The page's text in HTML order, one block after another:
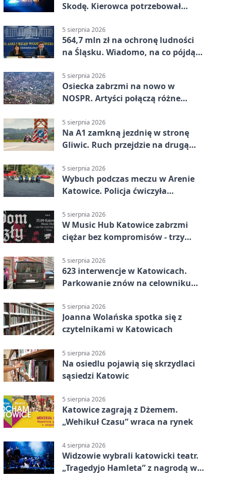
Skodę. Kierowca potrzebował
5 sierpnia 2026
564,7 mln zł na ochronę ludności
na Śląsku. Wiadomo, na co pójdą
5 sierpnia 2026
Osiecka zabrzmi na nowo w
NOSPR. Artyści połączą różne
5 sierpnia 2026
Na A1 zamkną jezdnię w stronę
Gliwic. Ruch przejdzie na drugą
5 sierpnia 2026
Wybuch podczas meczu w Arenie
Katowice. Policja ćwiczyła
5 sierpnia 2026
W Music Hub Katowice zabrzmi
ciężar bez kompromisów - trzy
5 sierpnia 2026
623 interwencje w Katowicach.
Parkowanie znów na celowniku
5 sierpnia 2026
Joanna Wolańska spotka się z
czytelnikami w Katowicach
5 sierpnia 2026
Na osiedlu pojawią się skrzydlaci
sąsiedzi Katowic
5 sierpnia 2026
Katowice zagrają z Dżemem.
„Wehikuł Czasu” wraca na rynek
4 sierpnia 2026
Widzowie wybrali katowicki teatr.
„Tragedyjo Hamleta” z nagrodą w